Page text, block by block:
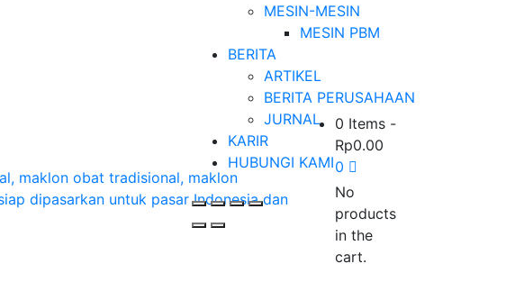
0 Items-
Rp0.00
0
No
products
in the
cart.
MESIN-MESIN
MESIN PBM
BERITA
ARTIKEL
BERITA PERUSAHAAN
JURNAL
KARIR
HUBUNGI KAMI